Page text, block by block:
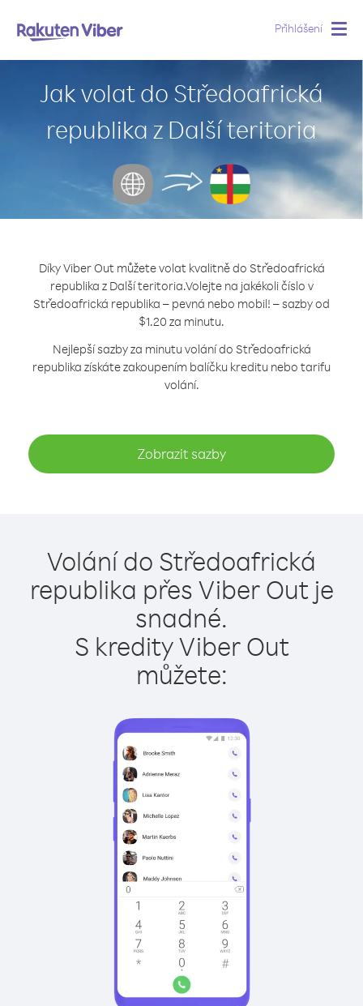
Přihlášení
Jak volat do Středoafrická
republika z Další teritoria
Díky Viber Out můžete volat kvalitně do Středoafrická
republika z Další teritoria.Volejte na jakékoli číslo v
Středoafrická republika – pevná nebo mobil! – sazby od
$1.20 za minutu.
Nejlepší sazby za minutu volání do Středoafrická
republika získáte zakoupením balíčku kreditu nebo tarifu
volání.
Zobrazit sazby
Volání do Středoafrická
republika přes Viber Out je
snadné.
S kredity Viber Out
můžete: